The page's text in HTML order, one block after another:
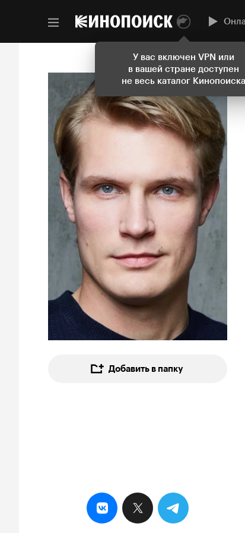
У вас включен VPN или
в вашей стране доступен
не весь каталог Кинопоиска
Добавить в папку